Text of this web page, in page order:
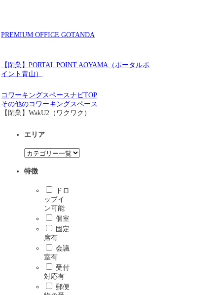
PREMIUM OFFICE GOTANDA
【閉業】PORTAL POINT AOYAMA（ポータルポ
イント青山）
コワーキングスペースナビTOP
その他のコワーキングスペース
【閉業】WakU2（ワクワク）
エリア
特徴
ドロ
ップイ
ン可能
個室
固定
席有
会議
室有
受付
対応有
郵便